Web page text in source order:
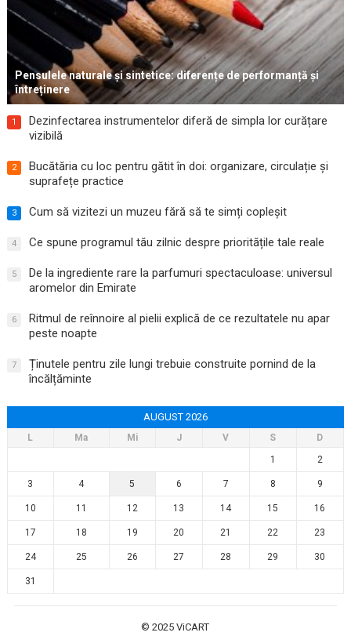
Pensulele naturale și sintetice: diferențe de performanță și
întreținere
1
Dezinfectarea instrumentelor diferă de simpla lor curățare
vizibilă
2
Bucătăria cu loc pentru gătit în doi: organizare, circulație și
suprafețe practice
3 Cum să vizitezi un muzeu fără să te simți copleșit
4 Ce spune programul tău zilnic despre prioritățile tale reale
5
De la ingrediente rare la parfumuri spectaculoase: universul
aromelor din Emirate
6
Ritmul de reînnoire al pielii explică de ce rezultatele nu apar
peste noapte
7
Ținutele pentru zile lungi trebuie construite pornind de la
încălțăminte
AUGUST 2026
L Ma Mi J V S
D
1
2
3 4 5 6 7 8 9
10 11 12 13 14 15 16
17 18 19 20 21 22 23
24 25 26 27 28 29 30
31
© 2025ViCART